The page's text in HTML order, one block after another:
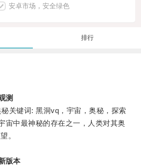
安卓市场，安全绿色
排行
测
键词: 黑洞vq，宇宙，奥秘，探索
宙中最神秘的存在之一，人类对其奥
。
版本